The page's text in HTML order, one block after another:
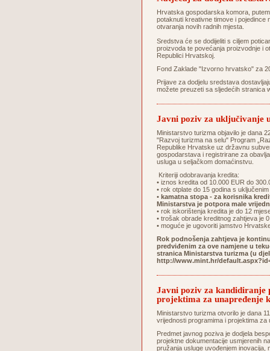
Hrvatska gospodarska komora,
potaknuti kreativne timove i pojedince
otvaranja novih radnih mjesta.
Sredstva će se dodijeliti s ciljem
proizvoda te povećanja proizvodnje i
Republici Hrvatskoj.
Fond Zaklade "Izvorno hrvatsko" za
Prijave za dodjelu sredstava
možete preuzeti sa sljedećih stranica
Javni poziv za uključivanje
Ministarstvo turizma objavilo je dana
"Razvoj turizma na selu" Program
Republike Hrvatske uz državnu
gospodarstava i registrirane za
usluga u seljačkom domaćinstvu.
Kriteriji odobravanja kredita:
• iznos kredita od 10.000 EUR do
• rok otplate do 15 godina s
• kamatna stopa - za korisnika
Ministarstva je potpora male
• rok iskorištenja kredita je do 12
• trošak obrade kreditnog zahtjeva je
• moguće je ugovoriti jamstvo
Rok podnošenja zahtjeva je
predviđenim za ove namjene u
stranica Ministarstva turizma (u
http://www.mint.hr/
Javni poziv za
projektima za unapređenje
Ministarstvo turizma otvorilo je dana
vrijednosti programima i projektima
Predmet javnog poziva je dodjela
projektne dokumentacije usmjerenih
pružanja usluge uvođenjem inovacija,